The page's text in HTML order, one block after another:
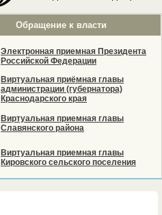
Обращение к власти
Электронная приемная Президента
Российской Федерации
Виртуальная приёмная главы
администрации (губернатора)
Краснодарского края
Виртуальная приемная главы
Славянского района
Виртуальная приемная главы
Кировского сельского поселения